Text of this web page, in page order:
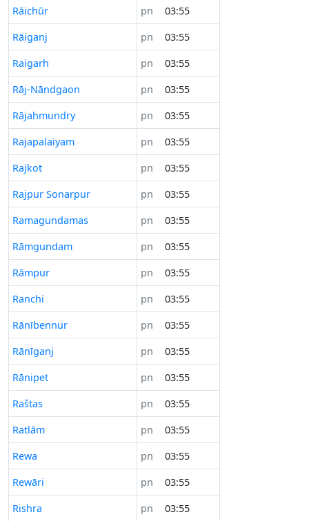
Rāichūr
pn
03:55
Rāiganj
pn
03:55
Raigarh
pn
03:55
Rāj-Nāndgaon
pn
03:55
Rājahmundry
pn
03:55
Rajapalaiyam
pn
03:55
Rajkot
pn
03:55
Rajpur Sonarpur
pn
03:55
Ramagundamas
pn
03:55
Rāmgundam
pn
03:55
Rāmpur
pn
03:55
Ranchi
pn
03:55
Rānībennur
pn
03:55
Rānīganj
pn
03:55
Rānipet
pn
03:55
Raštas
pn
03:55
Ratlām
pn
03:55
Rewa
pn
03:55
Rewāri
pn
03:55
Rishra
pn
03:55